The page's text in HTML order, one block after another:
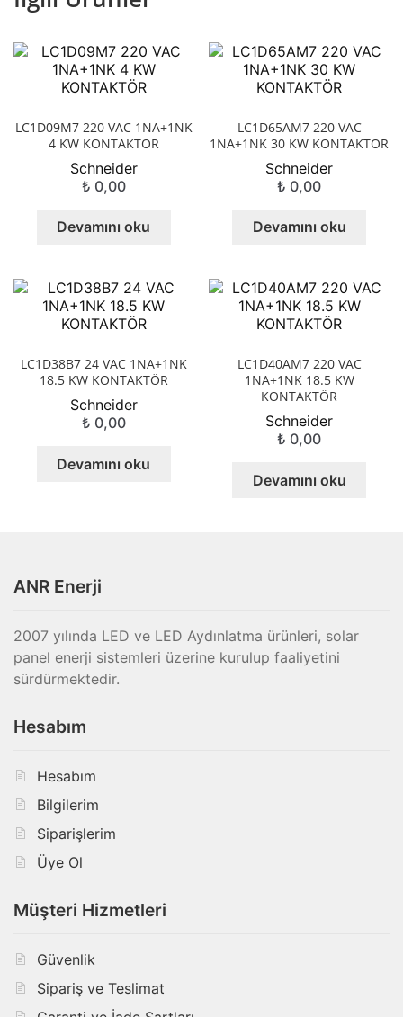
LC1D09M7 220 VAC 1NA+1NK
4 KW KONTAKTÖR
Schneider
₺ 0,00
Devamını oku
LC1D65AM7 220 VAC
1NA+1NK 30 KW KONTAKTÖR
Schneider
₺ 0,00
Devamını oku
LC1D38B7 24 VAC 1NA+1NK
18.5 KW KONTAKTÖR
Schneider
₺ 0,00
Devamını oku
LC1D40AM7 220 VAC
1NA+1NK 18.5 KW
KONTAKTÖR
Schneider
₺ 0,00
Devamını oku
ANR Enerji
2007 yılında LED ve LED Aydınlatma ürünleri, solar
panel enerji sistemleri üzerine kurulup faaliyetini
sürdürmektedir.
Hesabım
Hesabım
Bilgilerim
Siparişlerim
Üye Ol
Müşteri Hizmetleri
Güvenlik
Sipariş ve Teslimat